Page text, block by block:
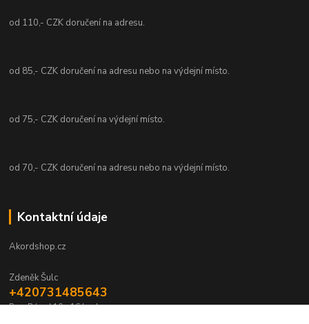
od 110,- CZK doručení na adresu.
od 85,- CZK doručení na adresu nebo na výdejní místo.
od 75,- CZK doručení na výdejní místo.
od 70,- CZK doručení na adresu nebo na výdejní místo.
Kontaktní údaje
Akordshop.cz
Zdeněk Šulc
+420731485643
Po - Pá od 10 - 16 hod.